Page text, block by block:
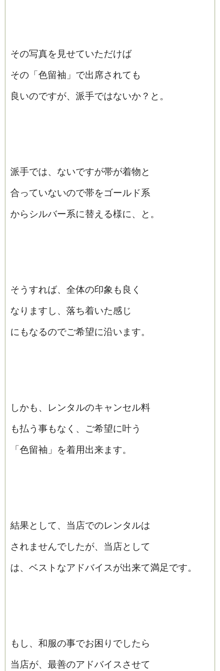
その写真を見せていただけば
その「色留袖」で出席されても
良いのですが、派手ではないか？と。
派手では、ないですが帯が着物と
合っていないので帯をゴールド系
からシルバー系に替える様に、と。
そうすれば、全体の印象も良く
なりますし、落ち着いた感じ
にもなるのでご希望に沿います。
しかも、レンタルのキャンセル料
も払う事もなく、ご希望に叶う
「色留袖」を着用出来ます。
結果として、当店でのレンタルは
されませんでしたが、当店として
は、ベストなアドバイスが出来て満足です。
もし、和服の事でお困りでしたら
当店が、最善のアドバイスさせて